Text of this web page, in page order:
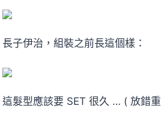
長子伊治，組裝之前長這個樣：
這髮型應該要 SET 很久 … ( 放錯